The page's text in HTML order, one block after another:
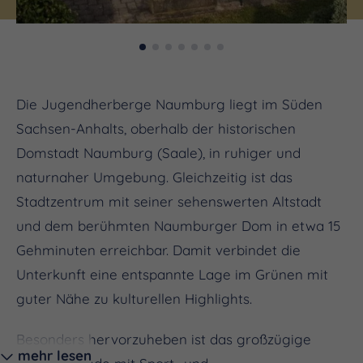
Die Jugendherberge Naumburg liegt im Süden
Sachsen-Anhalts, oberhalb der historischen
Domstadt Naumburg (Saale), in ruhiger und
naturnaher Umgebung. Gleichzeitig ist das
Stadtzentrum mit seiner sehenswerten Altstadt
und dem berühmten Naumburger Dom in etwa 15
Gehminuten erreichbar. Damit verbindet die
Unterkunft eine entspannte Lage im Grünen mit
guter Nähe zu kulturellen Highlights.
Besonders hervorzuheben ist das großzügige
mehr lesen